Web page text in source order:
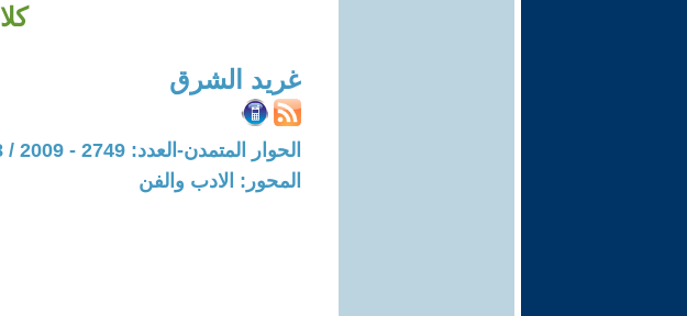
غريد الشرق
الحوار المتمدن-العدد: 2749 - 2009 / 8 / 25 - 07:15
المحور: الادب والفن